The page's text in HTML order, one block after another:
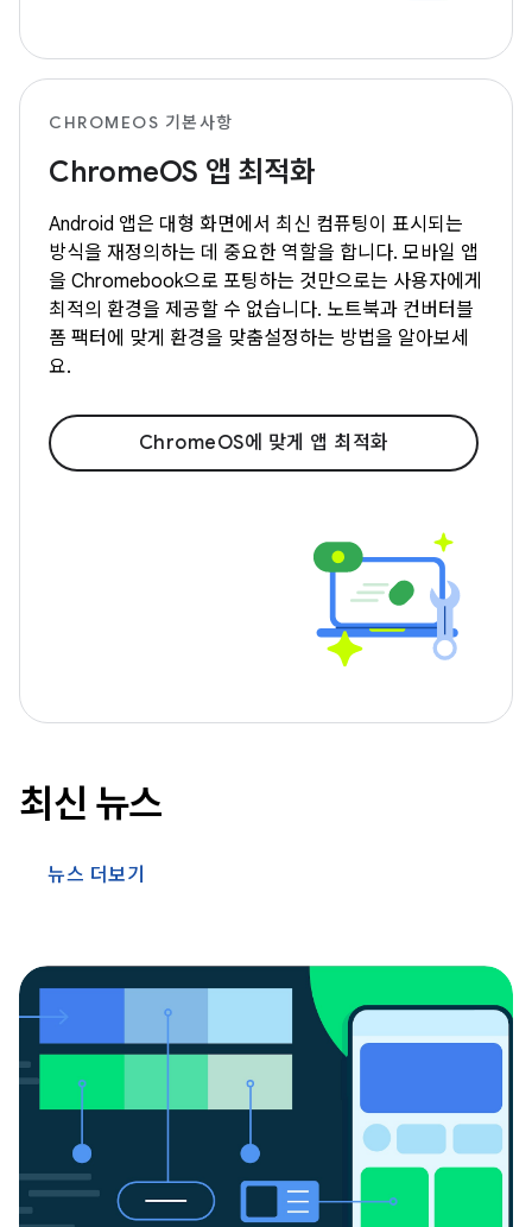
CHROMEOS 기본사항
ChromeOS 앱 최적화
Android 앱은 대형 화면에서 최신 컴퓨팅이 표시되는
방식을 재정의하는 데 중요한 역할을 합니다. 모바일 앱
을 Chromebook으로 포팅하는 것만으로는 사용자에게
최적의 환경을 제공할 수 없습니다. 노트북과 컨버터블
폼 팩터에 맞게 환경을 맞춤설정하는 방법을 알아보세
요.
ChromeOS에 맞게 앱 최적화
최신 뉴스
뉴스 더보기